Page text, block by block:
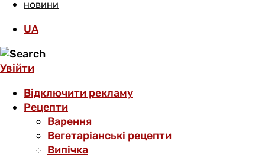
НОВИНИ
UA
Увійти
Відключити рекламу
Рецепти
Варення
Вегетаріанські рецепти
Випічка